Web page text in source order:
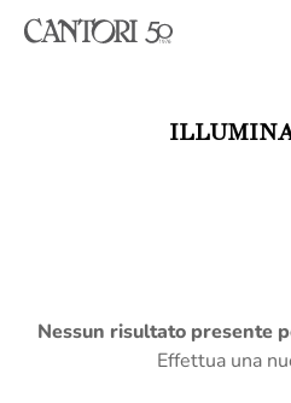
Nessun risultato presente
Effettua una